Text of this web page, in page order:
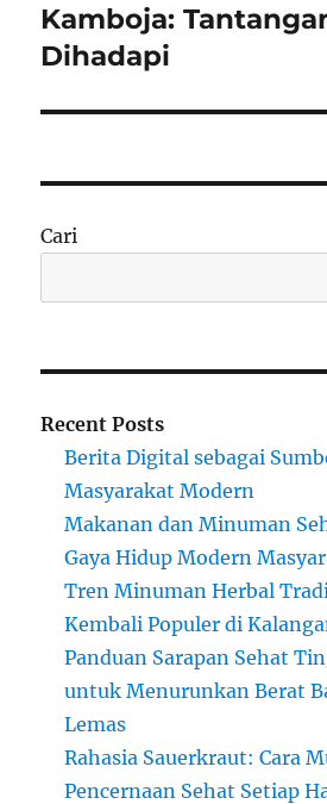
post:
Kamboja:
Dihadapi
Cari
Recent Posts
Berita Digital sebagai
Masyarakat Modern
Makanan dan Minuman
Gaya Hidup Modern
Tren Minuman Herbal
Kembali Populer di
Panduan Sarapan Sehat
untuk Menurunkan Berat
Lemas
Rahasia Sauerkraut: Cara
Pencernaan Sehat Setiap